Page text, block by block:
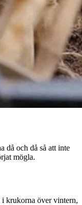
då och då så att inte
mögla.
krukorna över vintern,